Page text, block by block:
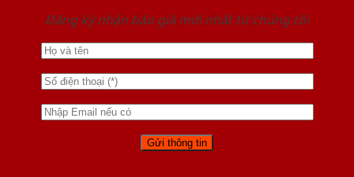
Đăng ký nhận báo giá mới nhất từ chúng tôi